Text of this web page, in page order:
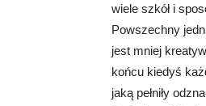
wiele szkół i
Powszechny
jest mniej
końcu kiedyś
jaką pełniły